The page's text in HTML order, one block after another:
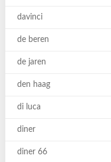
davinci
de beren
de jaren
den haag
di luca
diner
diner 66